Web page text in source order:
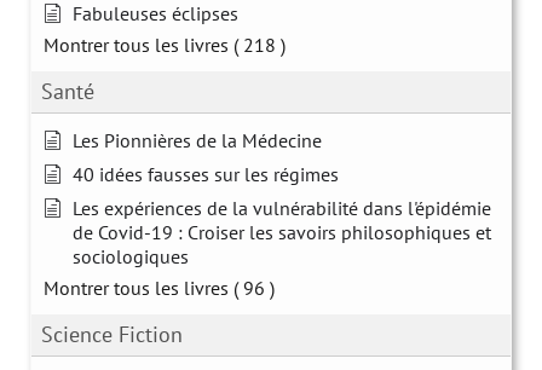
Fabuleuses éclipses
Montrer tous les livres ( 218 )
Santé
Les Pionnières de la Médecine
40 idées fausses sur les régimes
Les expériences de la vulnérabilité dans l'épidémie
de Covid-19 : Croiser les savoirs philosophiques et
sociologiques
Montrer tous les livres ( 96 )
Science Fiction